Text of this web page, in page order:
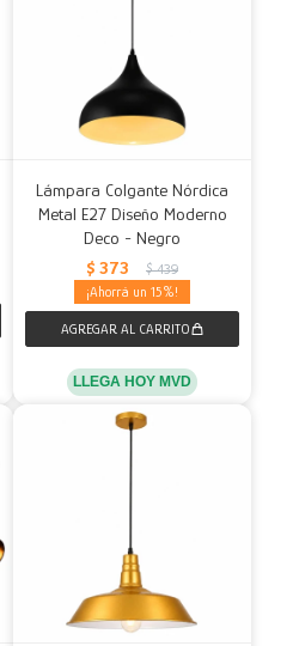
Lámpara Colgante Nórdica
Metal E27 Diseño Moderno
Deco - Negro
$ 373 $ 439
15
LLEGA HOY MVD